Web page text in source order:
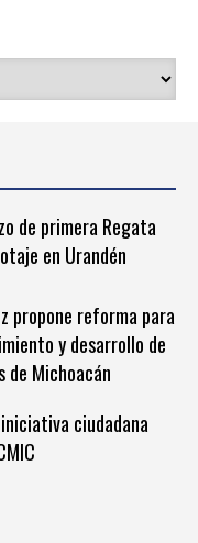
de primera Regata
en Urandén
propone reforma para
y desarrollo de
de Michoacán
iniciativa ciudadana